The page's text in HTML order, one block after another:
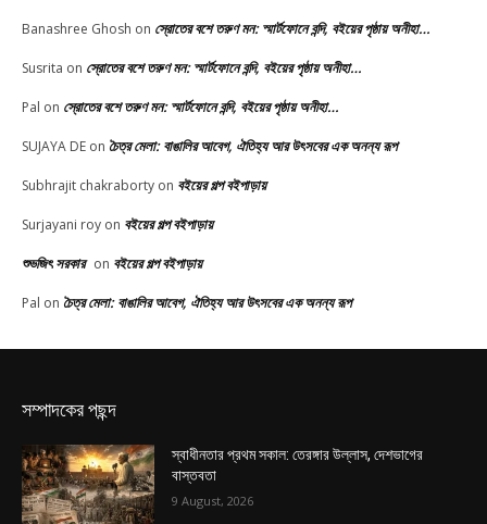
Banashree Ghosh on স্রোতের বশে তরুণ মন: স্মার্টফোনে বন্দি, বইয়ের পৃষ্ঠায় অনীহা…
Susrita on স্রোতের বশে তরুণ মন: স্মার্টফোনে বন্দি, বইয়ের পৃষ্ঠায় অনীহা…
Pal on স্রোতের বশে তরুণ মন: স্মার্টফোনে বন্দি, বইয়ের পৃষ্ঠায় অনীহা…
SUJAYA DE on চৈত্র মেলা: বাঙালির আবেগ, ঐতিহ্য আর উৎসবের এক অনন্য রূপ
Subhrajit chakraborty on বইয়ের গল্প বইপাড়ায়
Surjayani roy on বইয়ের গল্প বইপাড়ায়
শুভজিৎ সরকার on বইয়ের গল্প বইপাড়ায়
Pal on চৈত্র মেলা: বাঙালির আবেগ, ঐতিহ্য আর উৎসবের এক অনন্য রূপ
সম্পাদকের পছন্দ
স্বাধীনতার প্রথম সকাল: তেরঙ্গার উল্লাস, দেশভাগের
বাস্তবতা
9 August, 2026